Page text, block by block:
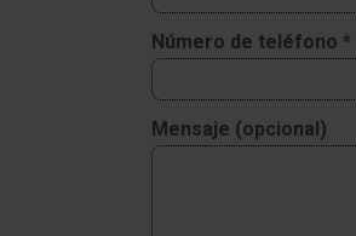
Número de teléfono *
Mensaje (opcional)